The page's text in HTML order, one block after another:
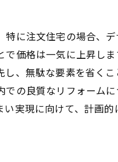
に注文住宅の場合、
価格は一気に上昇し
、無駄な要素を省く
の良質なリフォーム
実現に向けて、計画的